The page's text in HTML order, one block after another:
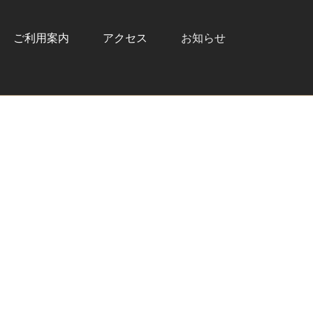
ご利用案内 アクセス お知らせ